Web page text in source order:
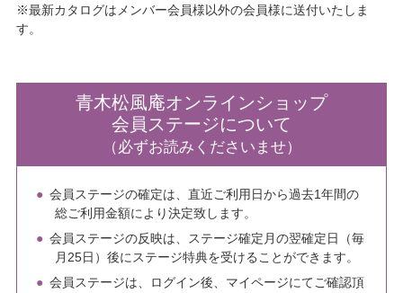
※最新カタログはメンバー会員様以外の会員様に送付いたしま
す。
青木松風庵オンラインショップ
会員ステージについて
（必ずお読みくださいませ）
会員ステージの確定は、直近ご利用日から過去1年間の
総ご利用金額により決定致します。
会員ステージの反映は、ステージ確定月の翌確定日（毎
月25日）後にステージ特典を受けることができます。
会員ステージは、ログイン後、マイページにてご確認頂